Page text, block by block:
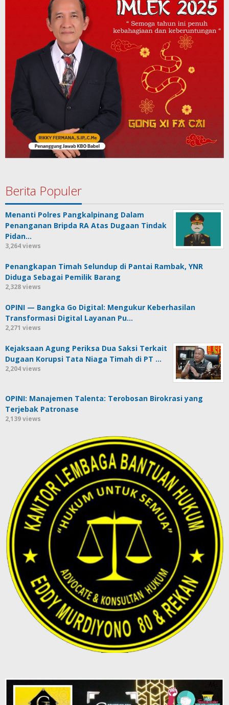
Berita Populer
Menanti Polres Pangkalpinang Dalam
Penanganan Bripda RA Atas Dugaan Tindak
Pidan…
3,264 views
Penangkapan Timah Selundup di Pantai Rambak, YNR
Diduga Sebagai Pemilik Barang
2,328 views
OPINI — Bangka Go Digital: Mengukur Keberhasilan
Transformasi Digital Layanan Pu…
2,271 views
Kejaksaan Agung Periksa Dua Saksi Terkait
Dugaan Korupsi Tata Niaga Timah di PT …
2,204 views
OPINI: Manajemen Talenta: Terobosan Birokrasi yang
Terjebak Patronase
2,139 views